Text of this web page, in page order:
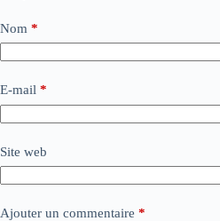
Nom *
E-mail *
Site web
Ajouter un commentaire *